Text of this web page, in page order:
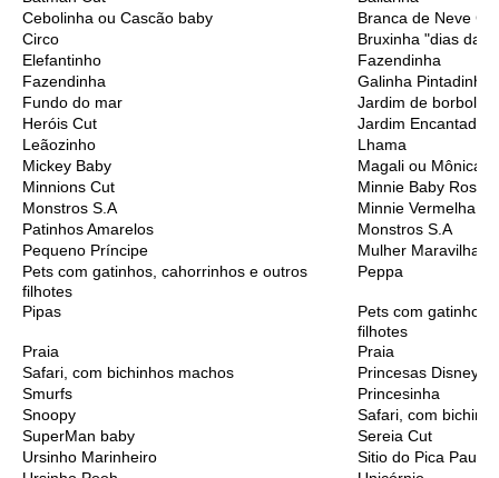
Cebolinha ou Cascão baby
Branca de Neve Cut
Circo
Bruxinha "dias das
Elefantinho
Fazendinha
Fazendinha
Galinha Pintadinha
Fundo do mar
Jardim de
Heróis Cut
Jardim Encantado
Leãozinho
Lhama
Mickey Baby
Magali ou Mônica
Minnions Cut
Minnie Baby Rosa
Monstros S.A
Minnie Vermelha
Patinhos Amarelos
Monstros S.A
Pequeno Príncipe
Mulher Maravilha
Pets com gatinhos, cahorrinhos e outros
filhotes
Peppa
Pipas
Pets com
filhotes
Praia
Praia
Safari, com bichinhos machos
Princesas Disney
Smurfs
Princesinha
Snoopy
Safari, com
SuperMan baby
Sereia Cut
Ursinho Marinheiro
Sitio do Pica Pau